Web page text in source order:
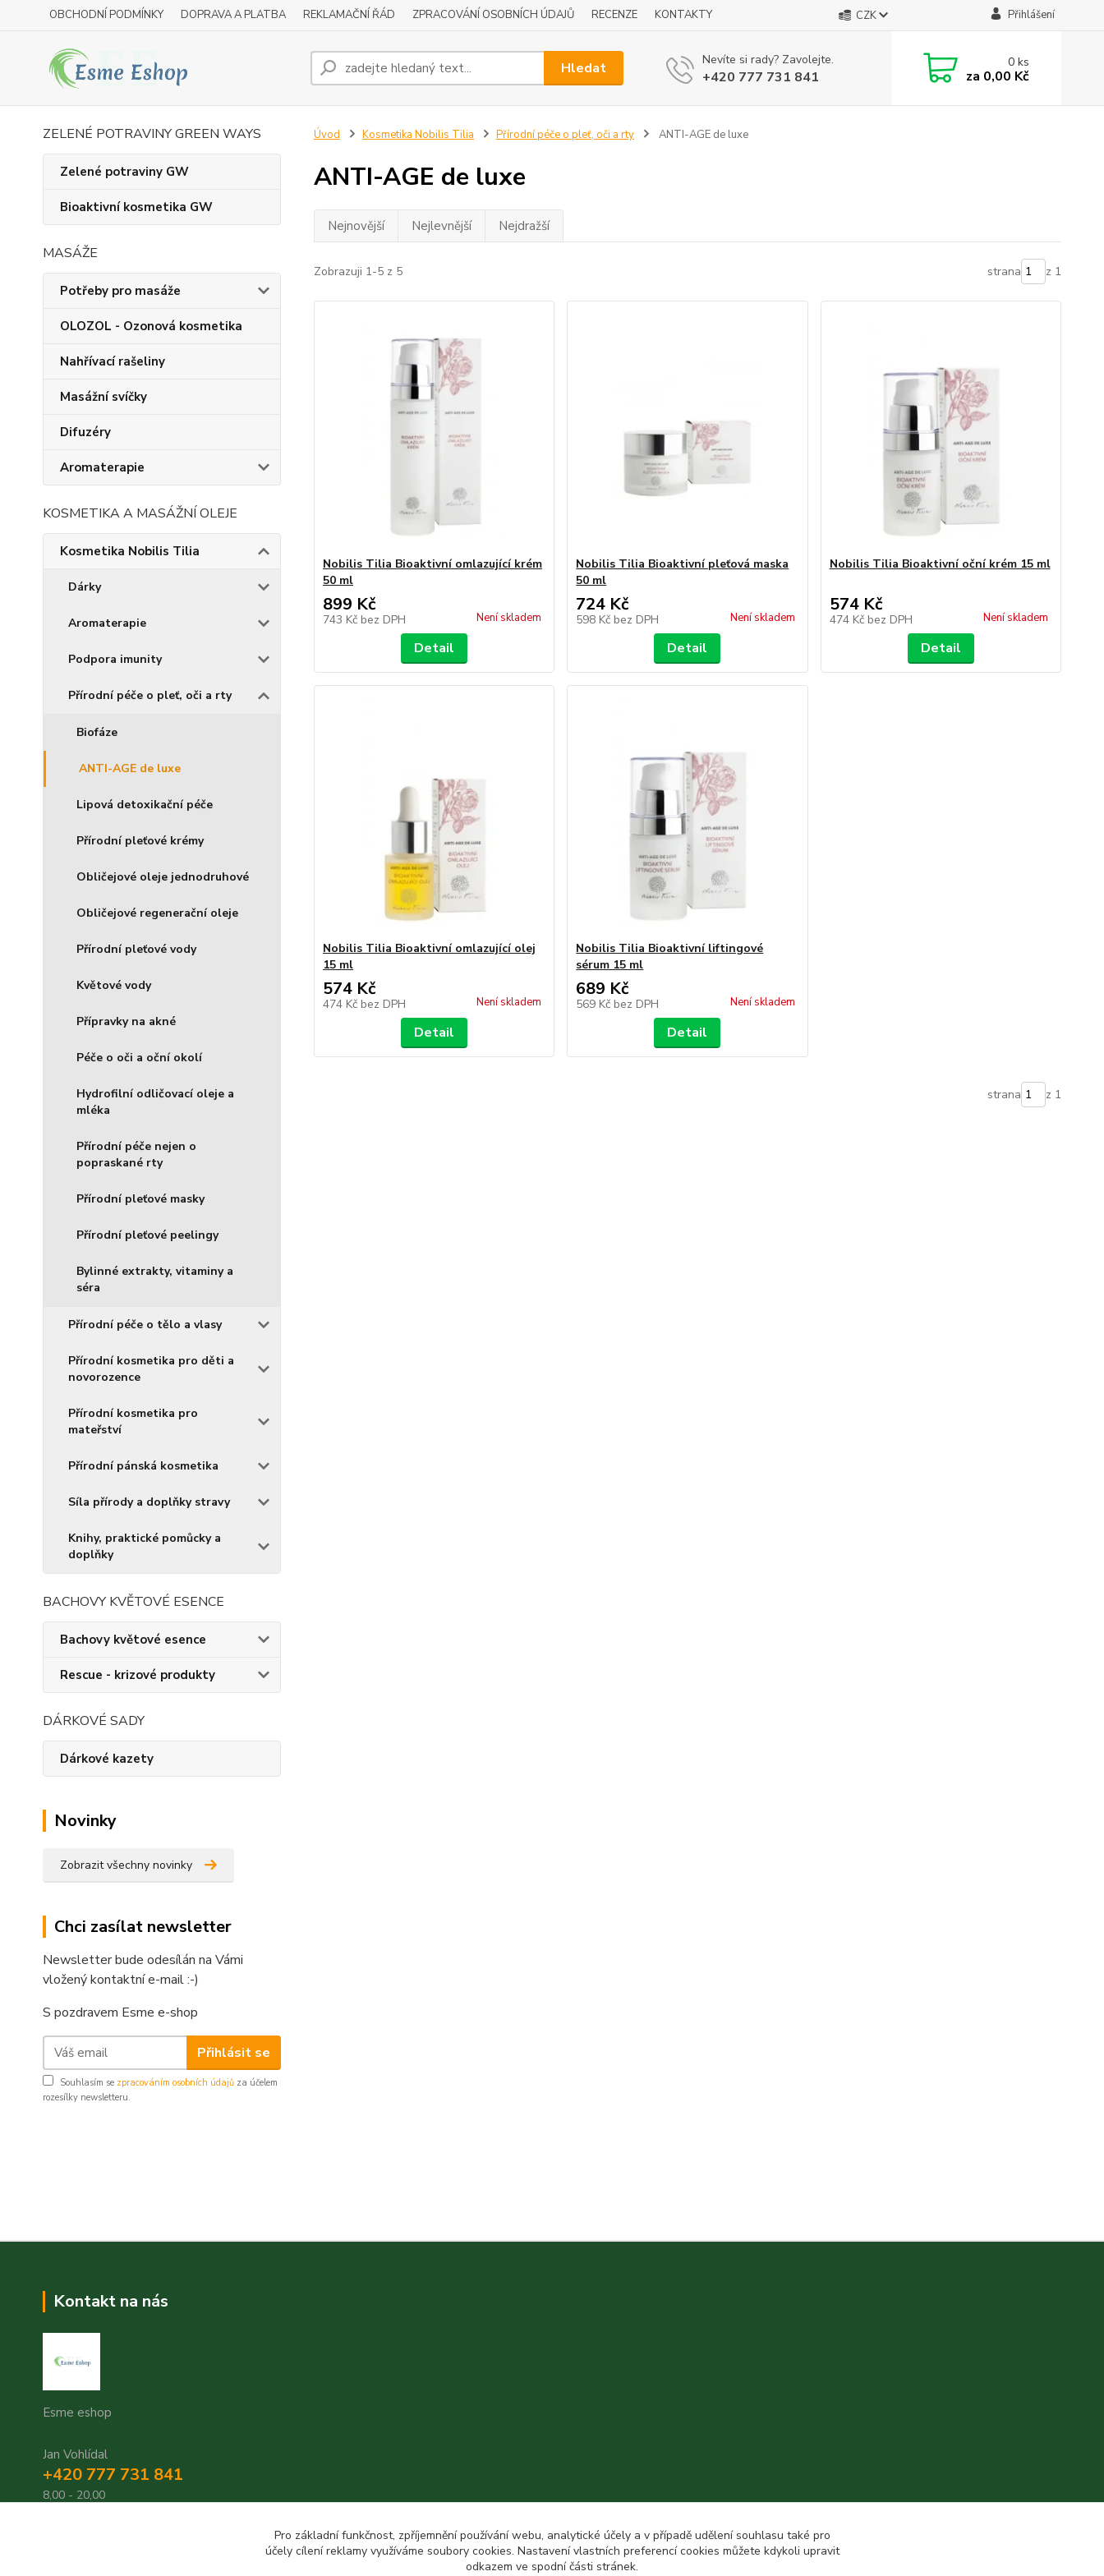
OBCHODNÍ PODMÍNKY DOPRAVA A PLATBA REKLAMAČNÍ ŘÁD ZPRACOVÁNÍ OSOBNÍCH ÚDAJŮ RECENZE KONTAKTY CZK Přihlášení
Hledat Nevíte si rady? Zavolejte.
+420 777 731 841
0ks
za 0,00 Kč
ZELENÉ POTRAVINY GREEN WAYS
Zelené potraviny GW
Bioaktivní kosmetika GW
MASÁŽE
Potřeby pro masáže
OLOZOL - Ozonová kosmetika
Nahřívací rašeliny
Masážní svíčky
Difuzéry
Aromaterapie
KOSMETIKA A MASÁŽNÍ OLEJE
Kosmetika Nobilis Tilia
Dárky
Aromaterapie
Podpora imunity
Přírodní péče o pleť, oči a rty
Biofáze
ANTI-AGE de luxe
Lipová detoxikační péče
Přírodní pleťové krémy
Obličejové oleje jednodruhové
Obličejové regenerační oleje
Přírodní pleťové vody
Květové vody
Přípravky na akné
Péče o oči a oční okolí
Hydrofilní odličovací oleje a
mléka
Přírodní péče nejen o
popraskané rty
Přírodní pleťové masky
Přírodní pleťové peelingy
Bylinné extrakty, vitaminy a
séra
Přírodní péče o tělo a vlasy
Přírodní kosmetika pro děti a
novorozence
Přírodní kosmetika pro
mateřství
Přírodní pánská kosmetika
Síla přírody a doplňky stravy
Knihy, praktické pomůcky a
doplňky
BACHOVY KVĚTOVÉ ESENCE
Bachovy květové esence
Rescue - krizové produkty
DÁRKOVÉ SADY
Dárkové kazety
Novinky
Zobrazit všechny novinky
Chci zasílat newsletter
Newsletter bude odesílán na Vámi
vložený kontaktní e-mail :-)
S pozdravem Esme e-shop
Přihlásit se
Souhlasím se zpracováním osobních údajů za účelem
rozesílky newsletteru.
Úvod Kosmetika Nobilis Tilia Přírodní péče o pleť, oči a rty ANTI-AGE de luxe
ANTI-AGE de luxe
Nejnovější Nejlevnější Nejdražší
Zobrazuji 1-5 z 5 strana z 1
Nobilis Tilia Bioaktivní omlazující krém
50 ml
899 Kč
743 Kč bez DPH Není skladem
Detail
Nobilis Tilia Bioaktivní pleťová maska
50 ml
724 Kč
598 Kč bez DPH Není skladem
Detail
Nobilis Tilia Bioaktivní oční krém 15 ml
574 Kč
474 Kč bez DPH Není skladem
Detail
Nobilis Tilia Bioaktivní omlazující olej
15 ml
574 Kč
474 Kč bez DPH Není skladem
Detail
Nobilis Tilia Bioaktivní liftingové
sérum 15 ml
689 Kč
569 Kč bez DPH Není skladem
Detail
strana z 1
Kontakt na nás
Esme eshop
Jan Vohlídal
+420 777 731 841
8,00 - 20,00
Pro základní funkčnost, zpříjemnění používání webu, analytické účely a v případě udělení souhlasu také pro
účely cílení reklamy využíváme soubory cookies. Nastavení vlastních preferencí cookies můžete kdykoli upravit
odkazem ve spodní části stránek.